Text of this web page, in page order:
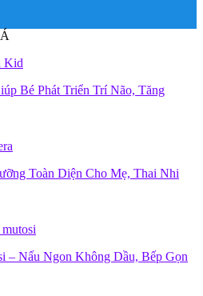
Bé Phát Triển Trí Não, Tăng
Toàn Diện Cho Mẹ, Thai Nhi
– Nấu Ngon Không Dầu, Bếp Gọn